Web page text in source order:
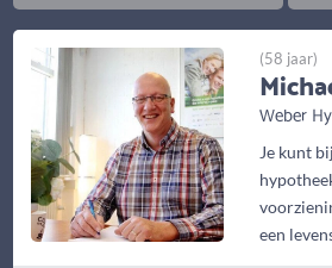
(58 jaar)
Weber
Je kunt
een